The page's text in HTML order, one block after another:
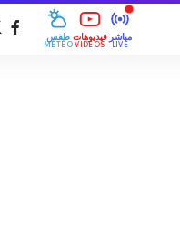
طقس
MÉTÉO
فيديوهات
VIDÉOS
مباشر
LIVE